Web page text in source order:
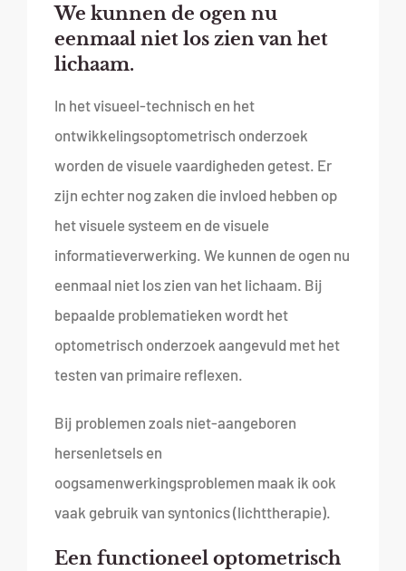
We kunnen de ogen nu
eenmaal niet los zien van het
lichaam.
In het visueel-technisch en het
ontwikkelingsoptometrisch onderzoek
worden de visuele vaardigheden getest. Er
zijn echter nog zaken die invloed hebben op
het visuele systeem en de visuele
informatieverwerking. We kunnen de ogen nu
eenmaal niet los zien van het lichaam. Bij
bepaalde problematieken wordt het
optometrisch onderzoek aangevuld met het
testen van primaire reflexen.
Bij problemen zoals niet-aangeboren
hersenletsels en
oogsamenwerkingsproblemen maak ik ook
vaak gebruik van syntonics (lichttherapie).
Een functioneel optometrisch